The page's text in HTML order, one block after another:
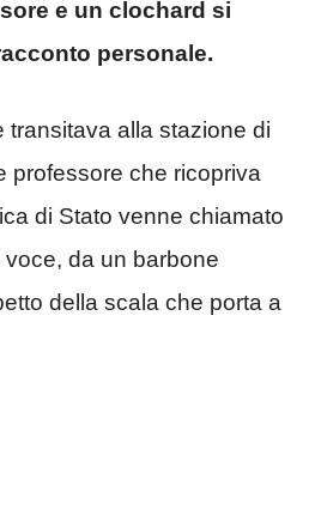
e un clochard si
personale.
transitava alla stazione di
professore che ricopriva
di Stato venne chiamato
da un barbone
della scala che porta a